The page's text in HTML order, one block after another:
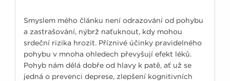
Smyslem mého článku není odrazování od pohybu
a zastrašování, nýbrž naťuknout, kdy mohou
srdeční rizika hrozit. Příznivé účinky pravidelného
pohybu v mnoha ohledech převyšují efekt léků.
Pohyb nám dělá dobře od hlavy k patě, ať už se
jedná o prevenci deprese, zlepšení kognitivních